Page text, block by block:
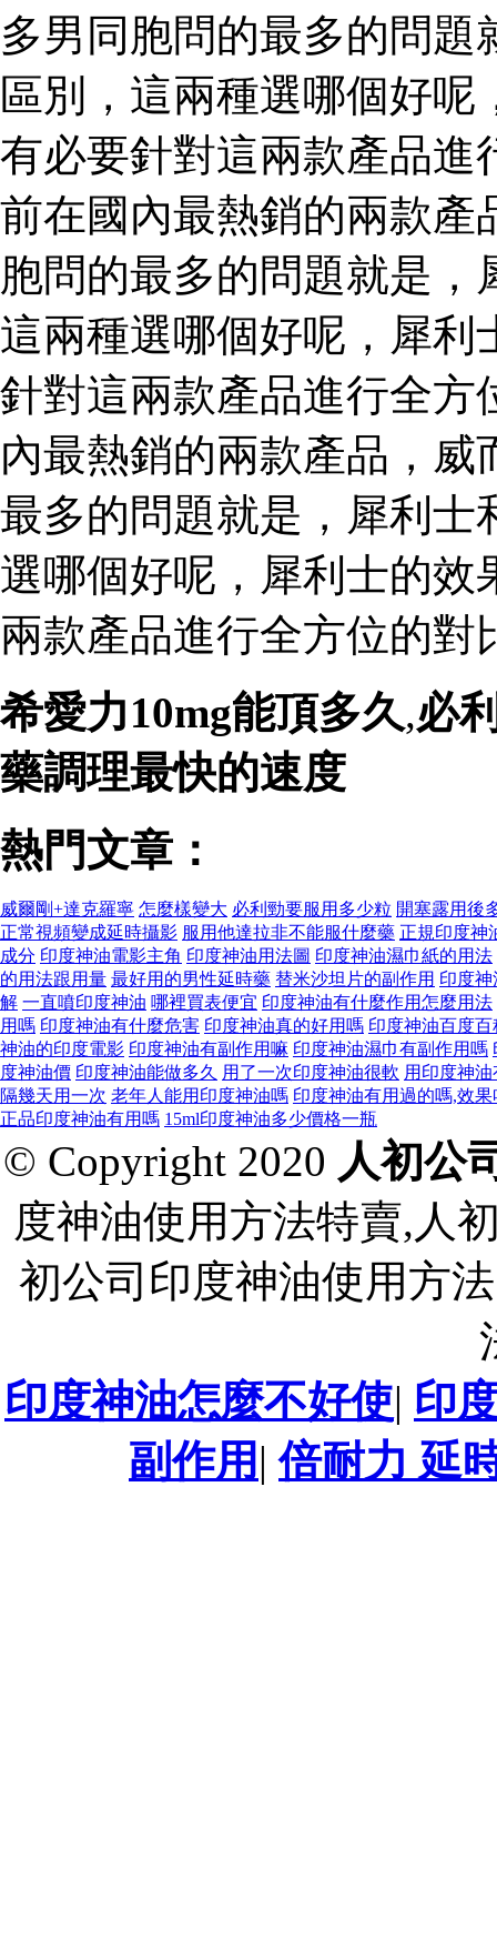
多男同胞問的最多的問
區別，這兩種選哪個好呢
有必要針對這兩款產品進
前在國內最熱銷的兩款產
胞問的最多的問題就是
這兩種選哪個好呢，犀利
針對這兩款產品進行全方
內最熱銷的兩款產品，
最多的問題就是，犀利士
選哪個好呢，犀利士的效
兩款產品進行全方位的對
希愛力10mg能頂多久,必
藥調理最快的速度
熱門文章：
威爾剛+達克羅寧 怎麼樣變大 必利勁要服用多少粒 開塞露用後
正常視頻變成延時攝影 服用他達拉非不能服什麼藥 正規印度神
成分 印度神油電影主角 印度神油用法圖 印度神油濕巾紙的用法
的用法跟用量 最好用的男性延時藥 替米沙坦片的副作用 印度
解 一直噴印度神油 哪裡買表便宜 印度神油有什麼作用怎麼用法
用嗎 印度神油有什麼危害 印度神油真的好用嗎 印度神油百度百
神油的印度電影 印度神油有副作用嘛 印度神油濕巾有副作用嗎
度神油價 印度神油能做多久 用了一次印度神油很軟 用印度神
隔幾天用一次 老年人能用印度神油嗎 印度神油有用過的嗎,效果
正品印度神油有用嗎 15ml印度神油多少價格一瓶
© Copyright 2020 人初公
度神油使用方法特賣,人
初公司印度神油使用方
印度神油怎麼不好使| 印
副作用 |倍耐力 延